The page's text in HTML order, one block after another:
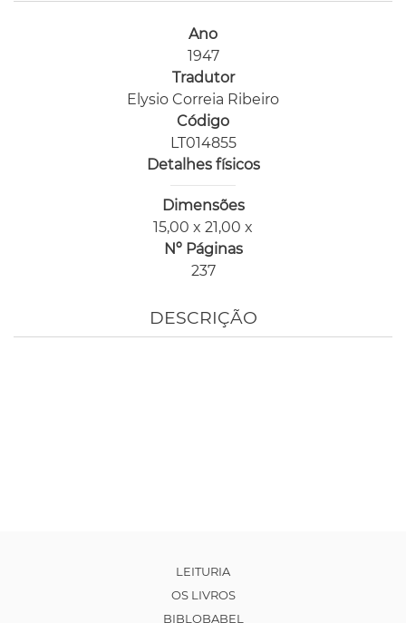
Ano
1947
Tradutor
Elysio Correia Ribeiro
Código
LT014855
Detalhes físicos
Dimensões
15,00 x 21,00 x
Nº Páginas
237
DESCRIÇÃO
LEITURIA
OS LIVROS
BIBLOBABEL